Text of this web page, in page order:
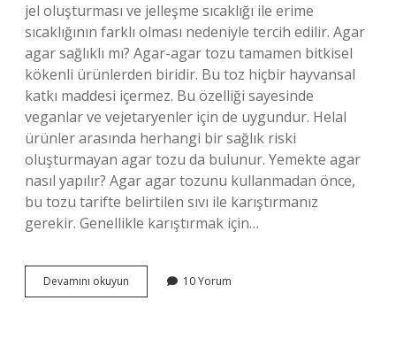
jel oluşturması ve jelleşme sıcaklığı ile erime
sıcaklığının farklı olması nedeniyle tercih edilir. Agar
agar sağlıklı mı? Agar-agar tozu tamamen bitkisel
kökenli ürünlerden biridir. Bu toz hiçbir hayvansal
katkı maddesi içermez. Bu özelliği sayesinde
veganlar ve vejetaryenler için de uygundur. Helal
ürünler arasında herhangi bir sağlık riski
oluşturmayan agar tozu da bulunur. Yemekte agar
nasıl yapılır? Agar agar tozunu kullanmadan önce,
bu tozu tarifte belirtilen sıvı ile karıştırmanız
gerekir. Genellikle karıştırmak için…
Devamını okuyun
Agar
10 Yorum